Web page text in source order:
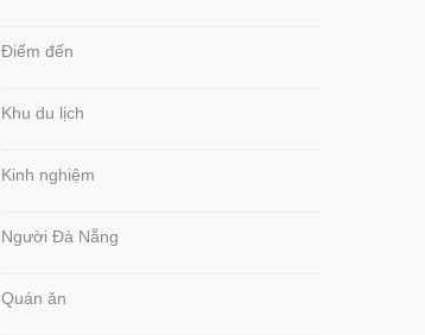
Điểm đến
Khu du lịch
Kinh nghiệm
Người Đà Nẵng
Quán ăn